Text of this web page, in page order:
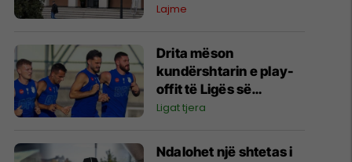
Prishtinës
ndaj ndërtuesve
Lajme
Drita mëson
kundërshtarin e play-
offit të Ligës së
Konferencës nëse e
Ligat tjera
Ndalohet një shtetas i